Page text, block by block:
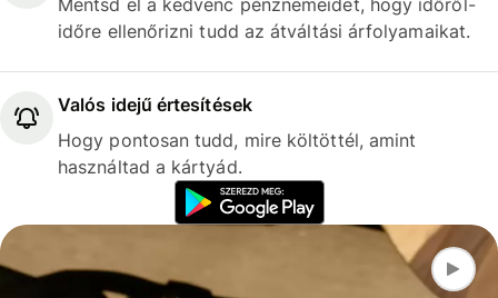
Mentsd el a kedvenc pénznemeidet, hogy időről-
időre ellenőrizni tudd az átváltási árfolyamaikat.
Valós idejű értesítések
Hogy pontosan tudd, mire költöttél, amint
használtad a kártyád.